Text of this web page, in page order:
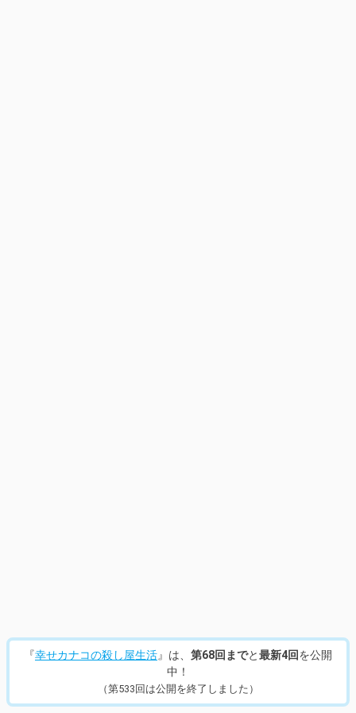
『幸せカナコの殺し屋生活』は、 第68回までと最新4回を公開
中！
（第533回は公開を終了しました）